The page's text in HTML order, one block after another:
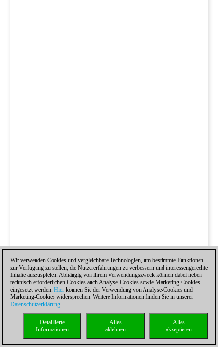
Wir verwenden Cookies und vergleichbare Technologien, um bestimmte Funktionen
zur Verfügung zu stellen, die Nutzererfahrungen zu verbessern und interessengerechte
Inhalte auszuspielen. Abhängig von ihrem Verwendungszweck können dabei neben
technisch erforderlichen Cookies auch Analyse-Cookies sowie Marketing-Cookies
eingesetzt werden. Hier können Sie der Verwendung von Analyse-Cookies und
Marketing-Cookies widersprechen. Weitere Informationen finden Sie in unserer
Datenschutzerklärung.
Alles
akzeptieren
Alles
ablehnen
Detaillierte
Informationen